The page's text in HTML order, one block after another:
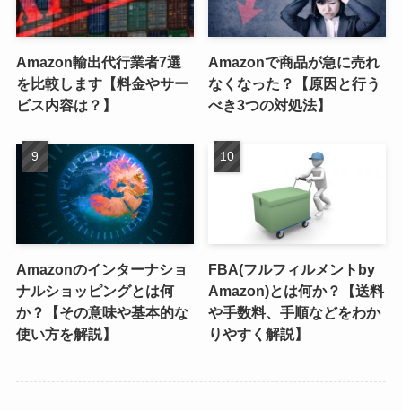
Amazon輸出代行業者7選
を比較します【料金やサー
ビス内容は？】
Amazonで商品が急に売れ
なくなった？【原因と行う
べき3つの対処法】
Amazonのインターナショ
ナルショッピングとは何
か？【その意味や基本的な
使い方を解説】
FBA(フルフィルメントby
Amazon)とは何か？【送料
や手数料、手順などをわか
りやすく解説】